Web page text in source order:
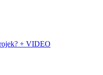
+ VIDEO